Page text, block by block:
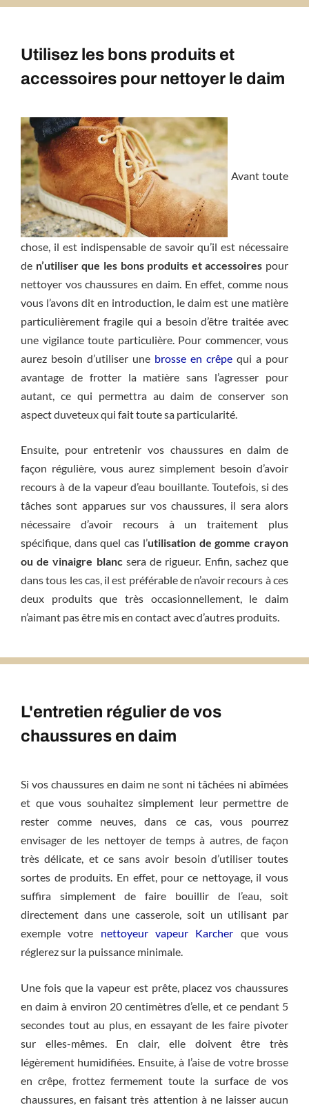
Utilisez les bons produits et
accessoires pour nettoyer le daim
Avant toute
chose, il est indispensable de savoir qu’il est nécessaire
de n’utiliser que les bons produits et accessoires pour
nettoyer vos chaussures en daim. En effet, comme nous
vous l’avons dit en introduction, le daim est une matière
particulièrement fragile qui a besoin d’être traitée avec
une vigilance toute particulière. Pour commencer, vous
aurez besoin d’utiliser une brosse en crêpe qui a pour
avantage de frotter la matière sans l’agresser pour
autant, ce qui permettra au daim de conserver son
aspect duveteux qui fait toute sa particularité.
Ensuite, pour entretenir vos chaussures en daim de
façon régulière, vous aurez simplement besoin d’avoir
recours à de la vapeur d’eau bouillante. Toutefois, si des
tâches sont apparues sur vos chaussures, il sera alors
nécessaire d’avoir recours à un traitement plus
spécifique, dans quel cas l’utilisation de gomme crayon
ou de vinaigre blancsera de rigueur. Enfin, sachez que
dans tous les cas, il est préférable de n’avoir recours à ces
deux produits que très occasionnellement, le daim
n’aimant pas être mis en contact avec d’autres produits.
L'entretien régulier de vos
chaussures en daim
Si vos chaussures en daim ne sont ni tâchées ni abîmées
et que vous souhaitez simplement leur permettre de
rester comme neuves, dans ce cas, vous pourrez
envisager de les nettoyer de temps à autres, de façon
très délicate, et ce sans avoir besoin d’utiliser toutes
sortes de produits. En effet, pour ce nettoyage, il vous
suffira simplement de faire bouillir de l’eau, soit
directement dans une casserole, soit un utilisant par
exemple votre nettoyeur vapeur Karcher que vous
réglerez sur la puissance minimale.
Une fois que la vapeur est prête, placez vos chaussures
en daim à environ 20 centimètres d’elle, et ce pendant 5
secondes tout au plus, en essayant de les faire pivoter
sur elles-mêmes. En clair, elle doivent être très
légèrement humidifiées. Ensuite, à l’aise de votre brosse
en crêpe, frottez fermement toute la surface de vos
chaussures, en faisant très attention à ne laisser aucun